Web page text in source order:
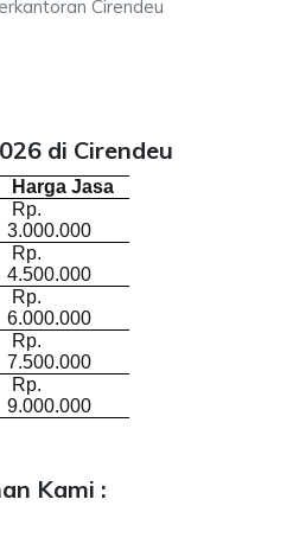
Cirendeu
di Cirendeu
Harga Jasa
Rp.
3.000.000
Rp.
4.500.000
Rp.
6.000.000
Rp.
7.500.000
Rp.
9.000.000
Kami :